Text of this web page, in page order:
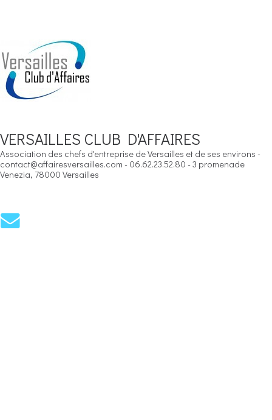
VERSAILLES CLUB D'AFFAIRES
Association des chefs d'entreprise de Versailles et de ses environs -
contact@affairesversailles.com - 06.62.23.52.80 - 3 promenade
Venezia, 78000 Versailles